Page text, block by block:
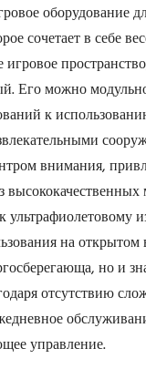
оборудование
сочетает в себе
игровое
Его можно
к
внимания,
на
но и
отсутствию
управление.